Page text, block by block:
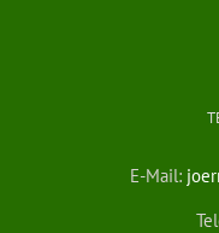
E-Mail: